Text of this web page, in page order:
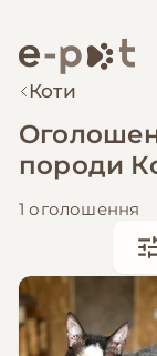
Коти
породи
1 оголошення